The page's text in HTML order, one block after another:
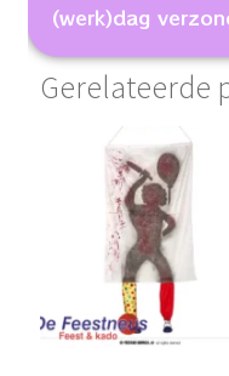
(werk)dag
Gerelateerde